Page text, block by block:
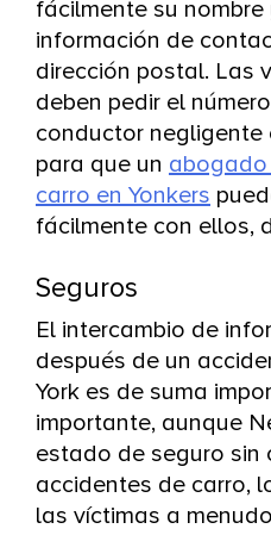
fácilmente su
información de
dirección postal. Las
deben pedir el
conductor negligente
para que un
carro en Yonkers
fácilmente con ellos,
Seguros
El intercambio de
después de un
York es de suma
importante, aunque
estado de seguro sin
accidentes de carro,
las víctimas a